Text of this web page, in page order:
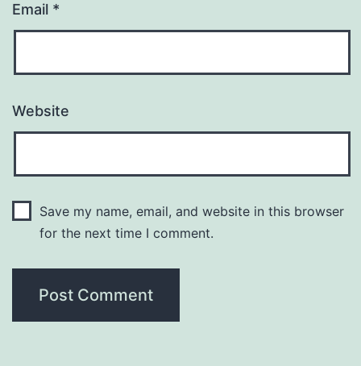
Email *
Website
Save my name, email, and website in this browser
for the next time I comment.